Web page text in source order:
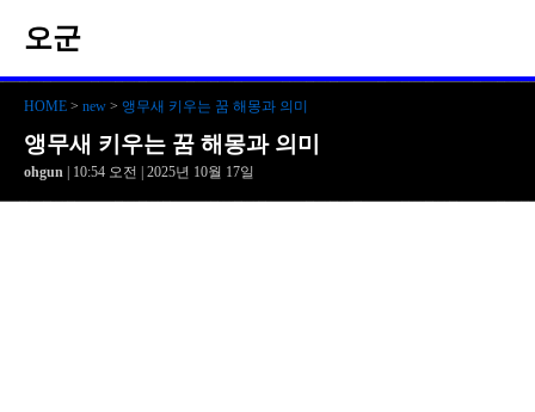
오군
HOME > new > 앵무새 키우는 꿈 해몽과 의미
앵무새 키우는 꿈 해몽과 의미
ohgun | 10:54 오전 | 2025년 10월 17일